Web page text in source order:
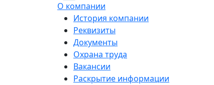
О компании
История компании
Реквизиты
Документы
Охрана труда
Вакансии
Раскрытие информации